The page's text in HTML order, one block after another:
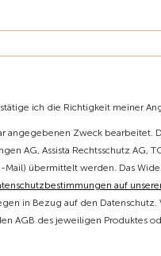
ich die Richtigkeit meiner
angegebenen Zweck bearbeitet.
AG, Assista Rechtsschutz AG,
übermittelt werden. Das
auf
in Bezug auf den
AGB des jeweiligen Produktes